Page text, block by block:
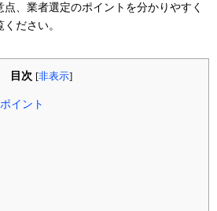
、業者選定のポイントを分かりやすく
ださい。
目次 [非表示]
イント